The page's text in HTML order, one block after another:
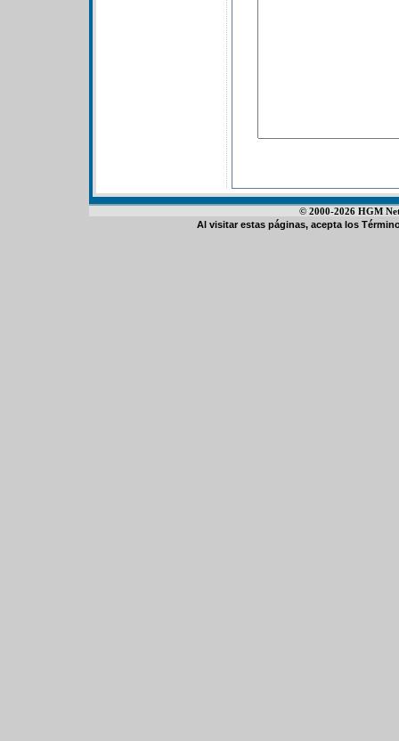
© 2000-2026 HGM
Al visitar estas páginas, acepta los